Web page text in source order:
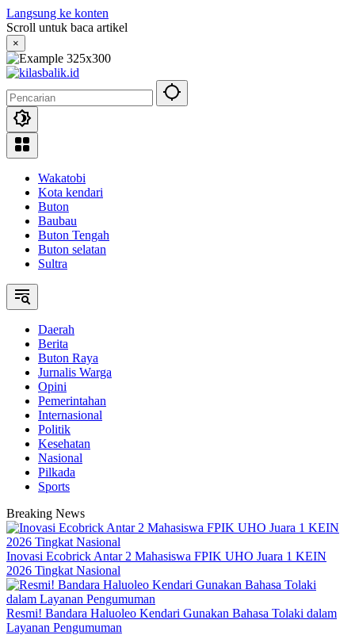
Langsung ke konten
Scroll untuk baca artikel
×
Wakatobi
Kota kendari
Buton
Baubau
Buton Tengah
Buton selatan
Sultra
Daerah
Berita
Buton Raya
Jurnalis Warga
Opini
Pemerintahan
Internasional
Politik
Kesehatan
Nasional
Pilkada
Sports
Breaking News
Inovasi Ecobrick Antar 2 Mahasiswa FPIK UHO Juara 1 KEIN
2026 Tingkat Nasional
Resmi! Bandara Haluoleo Kendari Gunakan Bahasa Tolaki dalam
Layanan Pengumuman